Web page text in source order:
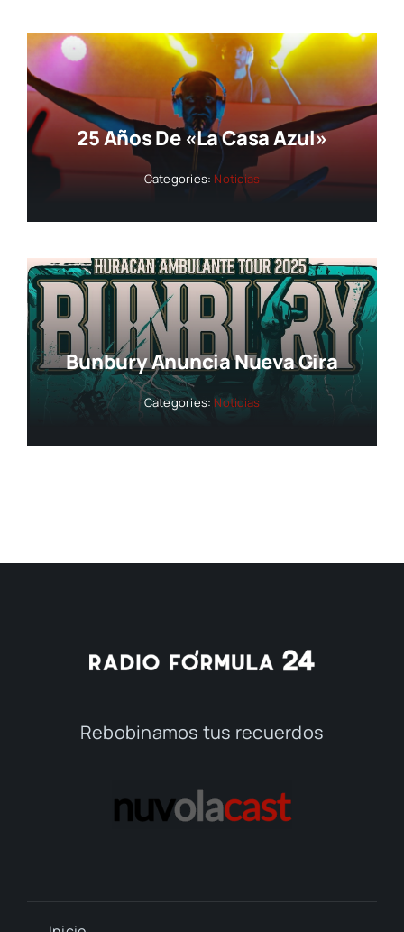
25 Años De «La Casa Azul»
Categories: Noticias
Bunbury Anuncia Nueva Gira
Categories: Noticias
Rebobinamos tus recuerdos